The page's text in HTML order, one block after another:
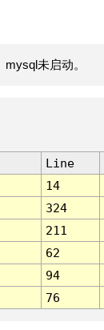
未启动。
Line
14
324
211
62
94
76